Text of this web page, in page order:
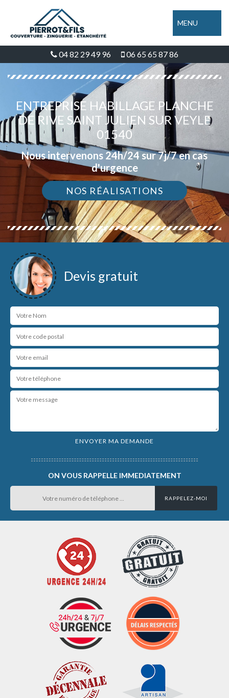
MENU
04 82 29 49 96 06 65 65 87 86
ENTREPRISE HABILLAGE PLANCHE
DE RIVE SAINT JULIEN SUR VEYLE
01540
Nous intervenons 24h/24 sur 7j/7 en cas
d'urgence
NOS RÉALISATIONS
Devis gratuit
ON VOUS RAPPELLE IMMEDIATEMENT